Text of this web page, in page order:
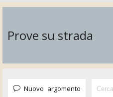
Prove su strada
Nuovo argomento